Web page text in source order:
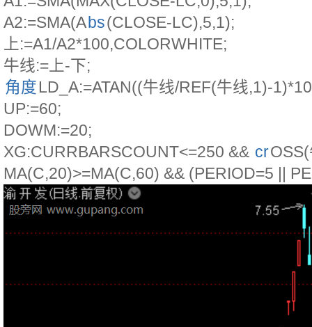
A2:=SMA(Abs(CLOSE-LC),5,1);
上:=A1/A2*100,COLORWHITE;
牛线:=上-下;
角度LD_A:=ATAN((牛线/REF(牛线,1)-
UP:=60;
DOWM:=20;
XG:CURRBARSCOUNT<=250 && cr
MA(C,20)>=MA(C,60) && (PERIOD=5 ||